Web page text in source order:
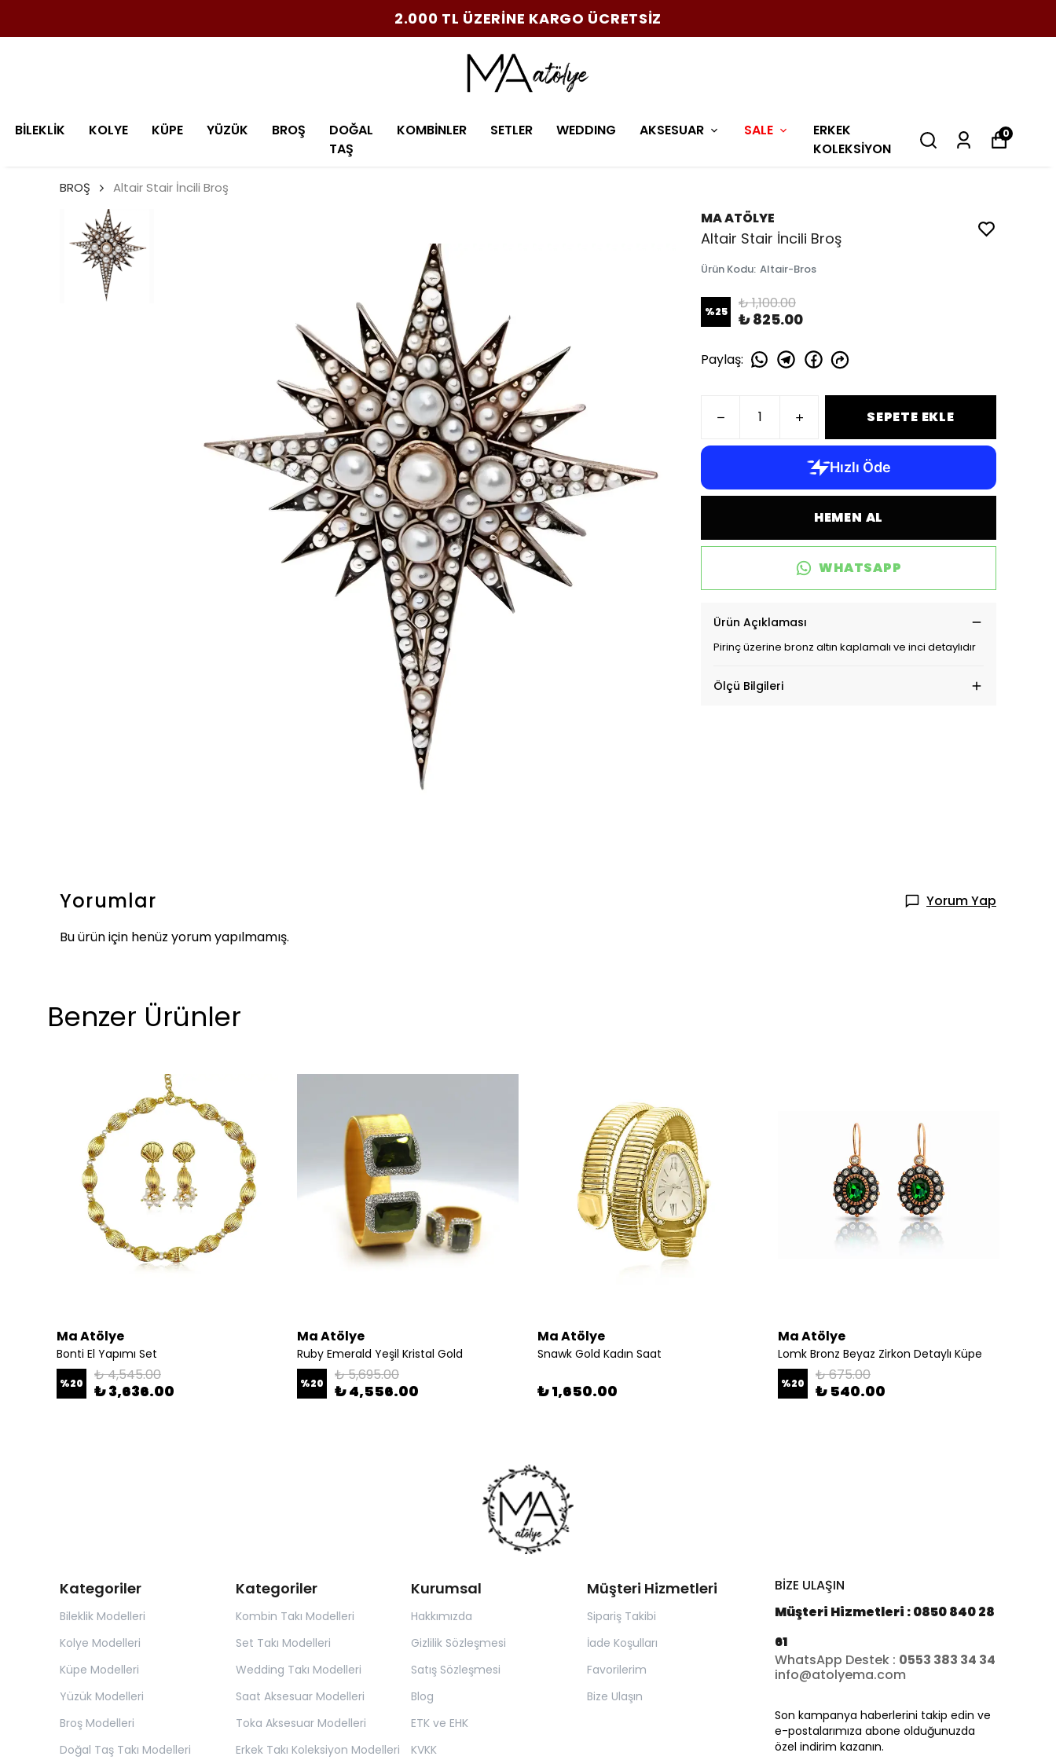
2.000 TL ÜZERİNE KARGO ÜCRETSİZ
BİLEKLİK KOLYE KÜPE YÜZÜK BROŞ
DOĞAL
TAŞ
KOMBİNLER SETLER WEDDING AKSESUAR SALE
ERKEK
KOLEKSİYON
0
BROŞ Altair Stair İncili Broş
MA ATÖLYE
Altair Stair İncili Broş
Ürün Kodu: Altair-Bros
%25 ₺ 1,100.00
₺ 825.00
Paylaş:
SEPETE EKLE
HEMEN AL
WHATSAPP
Ürün Açıklaması
Pirinç üzerine bronz altın kaplamalı ve inci detaylıdır
Ölçü Bilgileri
Yorumlar
Yorum Yap
Bu ürün için henüz yorum yapılmamış.
Benzer Ürünler
Ma Atölye
Bonti El Yapımı Set
%20 ₺ 4,545.00
₺ 3,636.00
Ma Atölye
Ruby Emerald Yeşil Kristal Gold
%20 ₺ 5,695.00
₺ 4,556.00
Ma Atölye
Snawk Gold Kadın Saat
₺ 1,650.00
Ma Atölye
Lomk Bronz Beyaz Zirkon Detaylı Küpe
%20 ₺ 675.00
₺ 540.00
Kategoriler
Bileklik Modelleri
Kolye Modelleri
Küpe Modelleri
Yüzük Modelleri
Broş Modelleri
Doğal Taş Takı Modelleri
Kategoriler
Kombin Takı Modelleri
Set Takı Modelleri
Wedding Takı Modelleri
Saat Aksesuar Modelleri
Toka Aksesuar Modelleri
Erkek Takı Koleksiyon Modelleri
Kurumsal
Hakkımızda
Gizlilik Sözleşmesi
Satış Sözleşmesi
Blog
ETK ve EHK
KVKK
Müşteri Hizmetleri
Sipariş Takibi
İade Koşulları
Favorilerim
Bize Ulaşın
BİZE ULAŞIN
Müşteri Hizmetleri : 0850 840 28
61
WhatsApp Destek : 0553 383 34 34
info@atolyema.com
Son kampanya haberlerini takip edin ve
e-postalarımıza abone olduğunuzda
özel indirim kazanın.